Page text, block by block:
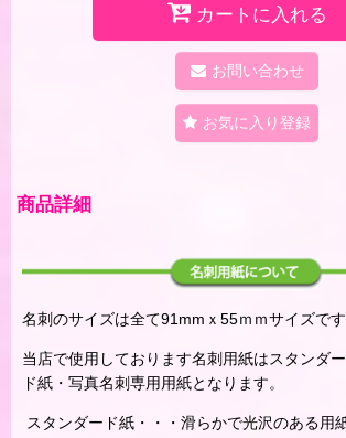
カートに入れる
お問い合わせ
お気に入り登録
商品詳細
名刺のサイズは全て91mmｘ55ｍｍサイズです
当店で使用しております名刺用紙はスタンダ
ド紙・写真名刺専用用紙となります。
スタンダード紙・・・滑らかで光沢のある用